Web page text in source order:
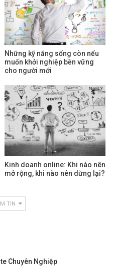
Những kỹ năng sống còn nếu
muốn khởi nghiệp bền vững
cho người mới
Kinh doanh online: Khi nào nên
mở rộng, khi nào nên dừng lại?
TIN
Chuyên Nghiệp